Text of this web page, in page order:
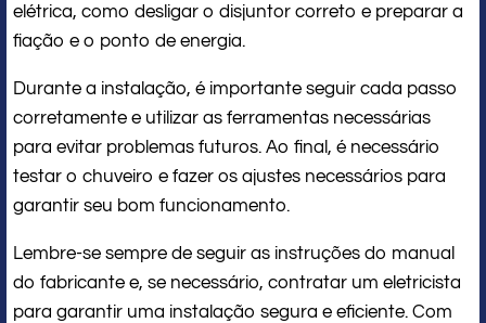
elétrica, como desligar o disjuntor correto e preparar a
fiação e o ponto de energia.
Durante a instalação, é importante seguir cada passo
corretamente e utilizar as ferramentas necessárias
para evitar problemas futuros. Ao final, é necessário
testar o chuveiro e fazer os ajustes necessários para
garantir seu bom funcionamento.
Lembre-se sempre de seguir as instruções do manual
do fabricante e, se necessário, contratar um eletricista
para garantir uma instalação segura e eficiente. Com